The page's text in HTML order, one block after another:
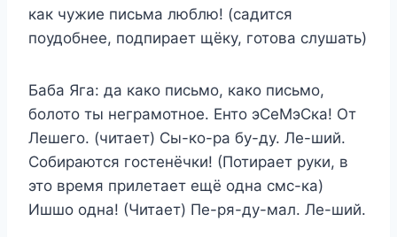
как чужие письма люблю! (садится
поудобнее, подпирает щёку, готова слушать)
Баба Яга: да како письмо, како письмо,
болото ты неграмотное. Енто эСеМэСка! От
Лешего. (читает) Сы-ко-ра бу-ду. Ле-ший.
Собираются гостенёчки! (Потирает руки, в
это время прилетает ещё одна смс-ка)
Ишшо одна! (Читает) Пе-ря-ду-мал. Ле-ший.